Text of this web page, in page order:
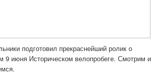
подготовил прекраснейший ролик о
9 июня Историческом велопробеге. Смотрим и